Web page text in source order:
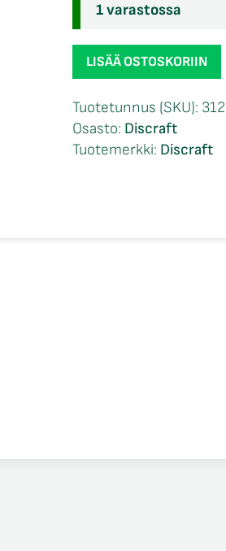
1 varastossa
Discraft
Jawbreaker
Paige
Pierce
Signature
LISÄÄ OSTOSKORIIN
Tuotetunnus (SKU):
Osasto: Discraft
Tuotemerkki: Discraft